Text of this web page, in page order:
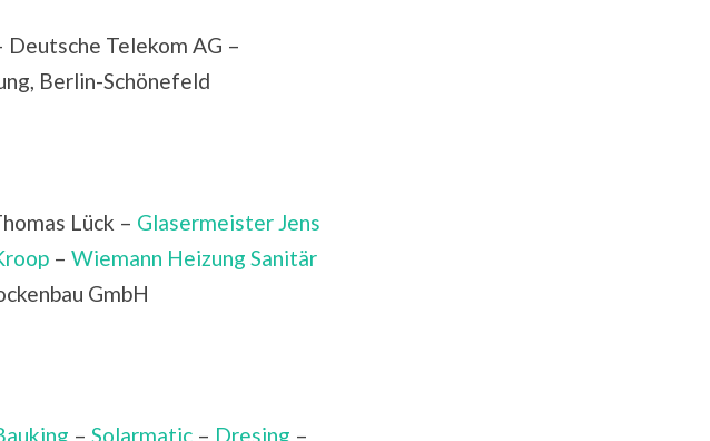
Deutsche Telekom AG –
Berlin-Schönefeld
Lück – Glasermeister Jens
– Wiemann Heizung Sanitär
GmbH
– Solarmatic – Dresing –